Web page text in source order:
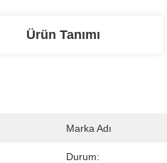
Ürün Tanımı
Marka Adı
Durum: